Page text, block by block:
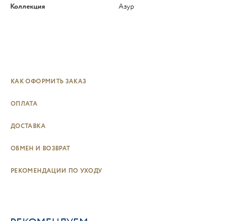
Коллекция
Азур
КАК ОФОРМИТЬ ЗАКАЗ
ОПЛАТА
ДОСТАВКА
ОБМЕН И ВОЗВРАТ
РЕКОМЕНДАЦИИ ПО УХОДУ